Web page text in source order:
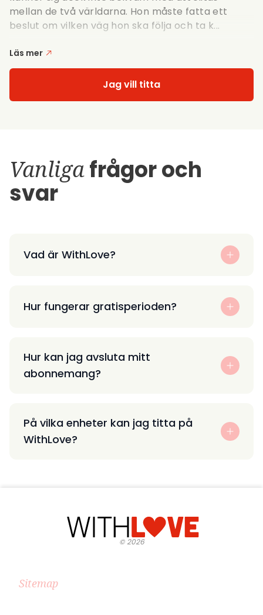
mellan de två världarna. Hon måste fatta ett
beslut om vilken väg hon ska följa och ta k...
Läs mer
Jag vill titta
Vanligafrågor och
svar
Vad är WithLove?
Hur fungerar gratisperioden?
Hur kan jag avsluta mitt
abonnemang?
På vilka enheter kan jag titta på
WithLove?
©2026
Sitemap